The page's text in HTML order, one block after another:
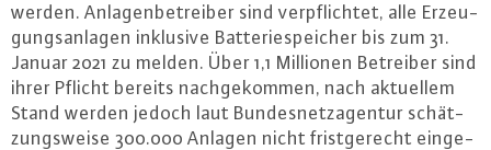
werden. An­la­gen­be­trei­ber sind ver­pflich­tet, alle Er­zeu­
gungs­an­la­gen inklusive Bat­te­rie­spei­cher bis zum 31.
Januar 2021 zu melden. Über 1,1 Millionen Betreiber sind
ihrer Pflicht bereits nach­ge­kom­men, nach aktuellem
Stand werden jedoch laut Bun­des­netz­agen­tur schät­
zungs­wei­se 300.000 Anlagen nicht frist­ge­recht ein­ge­